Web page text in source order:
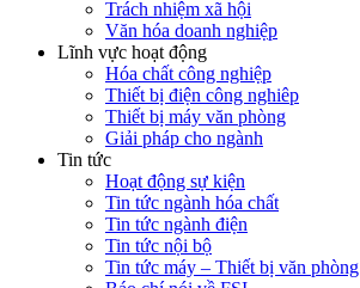
Trách nhiệm xã hội
Văn hóa doanh nghiệp
Lĩnh vực hoạt động
Hóa chất công nghiệp
Thiết bị điện công nghiêp
Thiết bị máy văn phòng
Giải pháp cho ngành
Tin tức
Hoạt động sự kiện
Tin tức ngành hóa chất
Tin tức ngành điện
Tin tức nội bộ
Tin tức máy – Thiết bị văn phòng